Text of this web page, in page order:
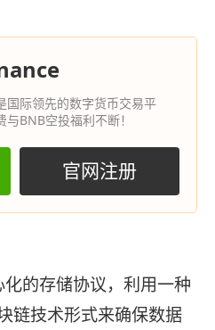
国际领先的数字货币交易平
与BNB空投福利不断！
官网注册
的存储协议，利用一种
链技术形式来确保数据